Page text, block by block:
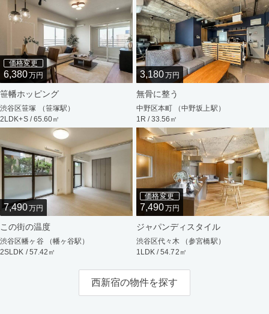
価格変更
6,380万円
笹幡ホッピング
渋谷区笹塚 （笹塚駅）
2LDK+S / 65.60㎡
3,180万円
無骨に整う
中野区本町 （中野坂上駅）
1R / 33.56㎡
7,490万円
この街の温度
渋谷区幡ヶ谷 （幡ヶ谷駅）
2SLDK / 57.42㎡
価格変更
7,490万円
ジャパンディスタイル
渋谷区代々木 （参宮橋駅）
1LDK / 54.72㎡
西新宿の物件を探す